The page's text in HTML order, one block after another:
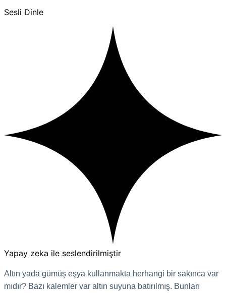
Sesli Dinle
Yapay zeka ile seslendirilmiştir
Altın yada gümüş eşya kullanmakta herhangi bir sakınca var
mıdır? Bazı kalemler var altın suyuna batırılmış. Bunları